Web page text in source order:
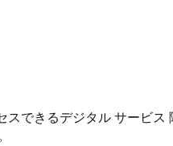
できるデジタル サービ